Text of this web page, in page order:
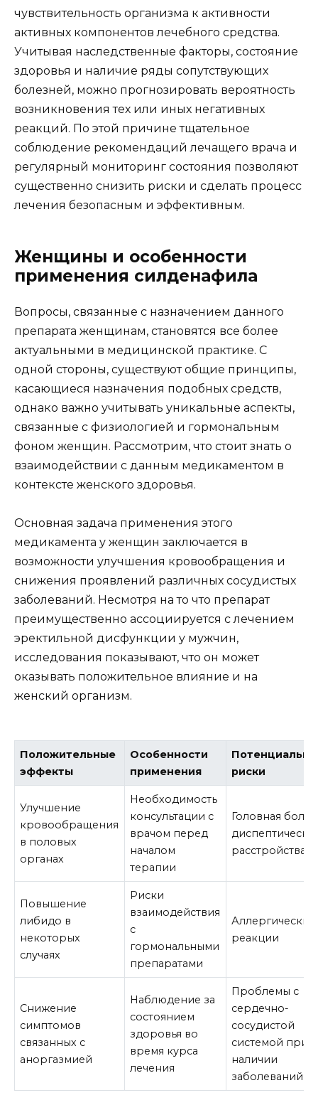
чувствительность организма к активности
активных компонентов лечебного средства.
Учитывая наследственные факторы, состояние
здоровья и наличие ряды сопутствующих
болезней, можно прогнозировать вероятность
возникновения тех или иных негативных
реакций. По этой причине тщательное
соблюдение рекомендаций лечащего врача и
регулярный мониторинг состояния позволяют
существенно снизить риски и сделать процесс
лечения безопасным и эффективным.
Женщины и особенности
применения силденафила
Вопросы, связанные с назначением данного
препарата женщинам, становятся все более
актуальными в медицинской практике. С
одной стороны, существуют общие принципы,
касающиеся назначения подобных средств,
однако важно учитывать уникальные аспекты,
связанные с физиологией и гормональным
фоном женщин. Рассмотрим, что стоит знать о
взаимодействии с данным медикаментом в
контексте женского здоровья.
Основная задача применения этого
медикамента у женщин заключается в
возможности улучшения кровообращения и
снижения проявлений различных сосудистых
заболеваний. Несмотря на то что препарат
преимущественно ассоциируется с лечением
эректильной дисфункции у мужчин,
исследования показывают, что он может
оказывать положительное влияние и на
женский организм.
Положительные
эффекты
Особенности
применения
риски
Улучшение
кровообращения
в половых
органах
Необходимость
консультации с
врачом перед
началом
терапии
Головная боль,
расстройства
Повышение
либидо в
некоторых
случаях
Риски
взаимодействия
с
гормональными
препаратами
Аллергические
реакции
Снижение
симптомов
связанных с
аноргазмией
Наблюдение за
состоянием
здоровья во
время курса
лечения
Проблемы с
сердечно-
сосудистой
системой при
наличии
заболеваний